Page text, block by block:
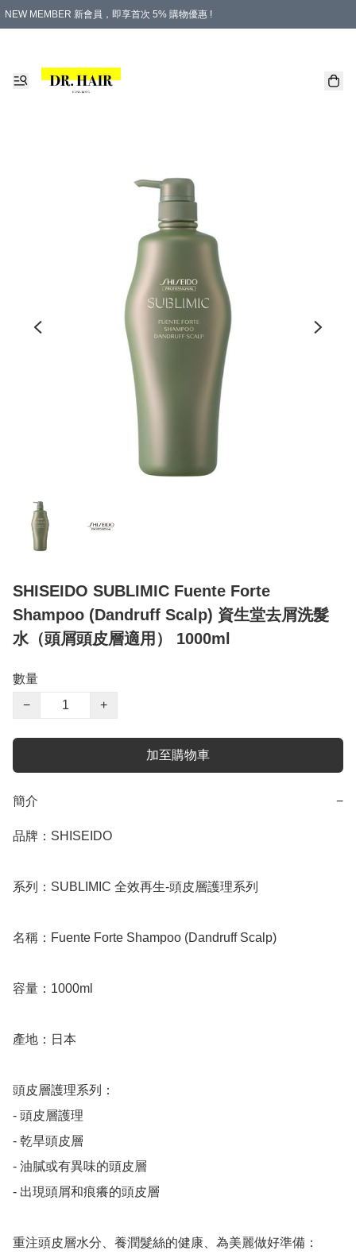
NEW MEMBER 新會員，即享首次 5% 購物優惠 !
SHISEIDO SUBLIMIC Fuente Forte
Shampoo (Dandruff Scalp) 資生堂去屑洗髮
水（頭屑頭皮層適用） 1000ml
數量
−
+
加至購物車
簡介 −
品牌：SHISEIDO
系列：SUBLIMIC 全效再生-頭皮層護理系列
名稱：Fuente Forte Shampoo (Dandruff Scalp)
容量：1000ml
產地：日本
頭皮層護理系列：
- 頭皮層護理
- 乾旱頭皮層
- 油膩或有異味的頭皮層
- 出現頭屑和痕癢的頭皮層
重注頭皮層水分、養潤髮絲的健康、為美麗做好準備：